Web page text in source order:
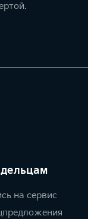
на сервис